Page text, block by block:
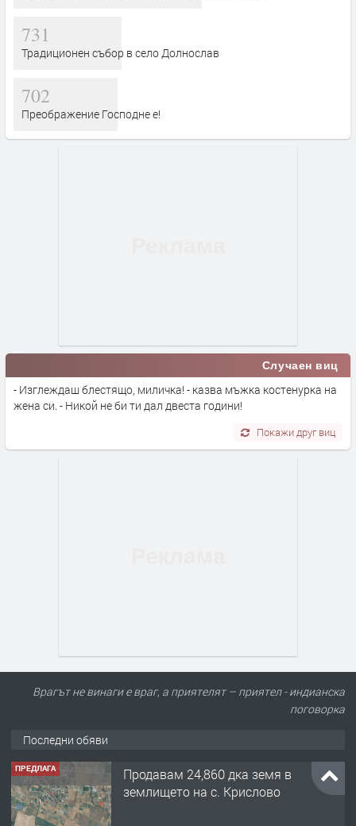
731
Традиционен събор в село Долнослав
702
Преображение Господне е!
Случаен виц
- Изглеждаш блестящо, миличка! - казва мъжка костенурка на
жена си. - Никой не би ти дал двеста години!
Покажи друг виц
Врагът не винаги е враг, а приятелят – приятел - индианска
поговорка
Последни обяви
ПРЕДЛАГА
Продавам 24,860 дка земя в
землището на с. Крислово